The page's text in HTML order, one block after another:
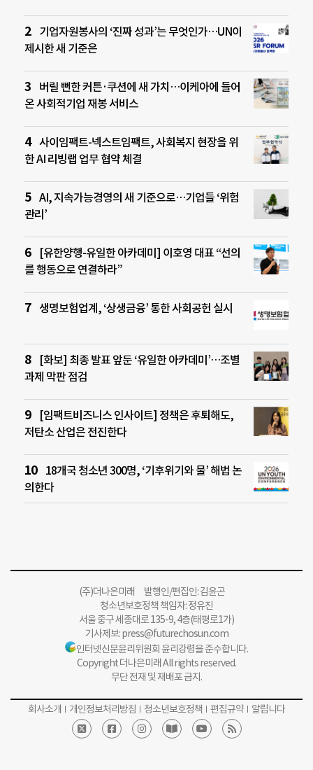
기업자원봉사의 ‘진짜 성과’는 무엇인가…UN이
제시한 새 기준은
버릴 뻔한 커튼·쿠션에 새 가치…이케아에 들어
온 사회적기업 재봉 서비스
사이임팩트-넥스트임팩트, 사회복지 현장을 위
한 AI 리빙랩 업무 협약 체결
AI, 지속가능경영의 새 기준으로…기업들 ‘위험
관리’
[유한양행-유일한 아카데미] 이호영 대표 “선의
를 행동으로 연결하라”
생명보험업계, ‘상생금융’ 통한 사회공헌 실시
[화보] 최종 발표 앞둔 ‘유일한 아카데미’…조별
과제 막판 점검
[임팩트비즈니스 인사이트] 정책은 후퇴해도,
저탄소 산업은 전진한다
18개국 청소년 300명, ‘기후위기와 물’ 해법 논
의한다
(주)더나은미래 발행인/편집인: 김윤곤
청소년보호정책 책임자: 정유진
서울 중구 세종대로 135-9, 4층(태평로1가)
기사제보:press@futurechosun.com
인터넷신문윤리위원회 윤리강령을 준수합니다.
Copyright 더나은미래 All rights reserved.
무단 전재 및 재배포 금지.
회사소개 개인정보처리방침 청소년보호정책 편집규약 알립니다